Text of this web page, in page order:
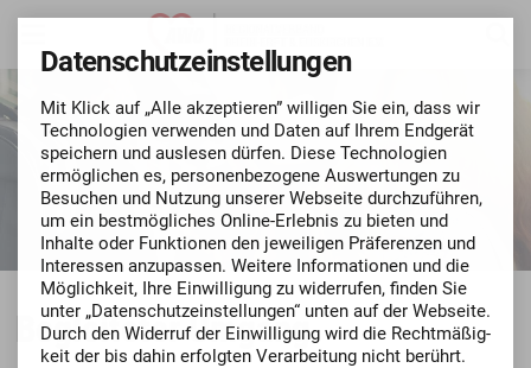
Begleiteter Umgang
Datenschutz­einstellungen
Mit Klick auf „Alle akzeptieren” willigen Sie ein, dass wir
Techno­logien verwenden und Daten auf Ihrem Endgerät
speichern und auslesen dürfen. Diese Techno­logien
ermög­lichen es, personen­bezo­gene Aus­wertungen zu
Besuchen und Nutzung unserer Webseite durch­zu­führen,
um ein bestmögli­ches Online-Erlebnis zu bieten und
Inhalte oder Funktionen den jeweiligen Präferenzen und
Inte­ressen anzupassen. Weitere Informationen und die
Mög­lich­keit, Ihre Ein­willigung zu widerrufen, finden Sie
unter „Datenschutz­einstellungen“ unten auf der Webseite.
Durch den Widerruf der Ein­willigung wird die Recht­mäßig­
keit der bis dahin erfolgten Verarbeitung nicht berührt.